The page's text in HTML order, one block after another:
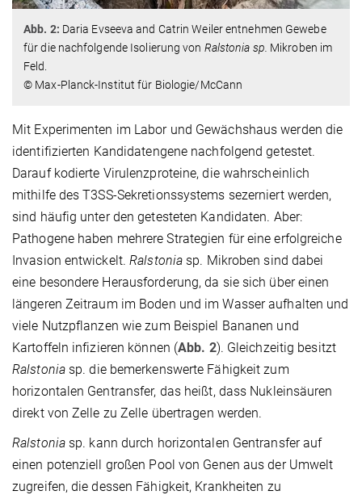
Abb. 2: Daria Evseeva and Catrin Weiler entnehmen Gewebe
für die nachfolgende Isolierung von Ralstonia sp. Mikroben im
Feld.
© Max-Planck-Institut für Biologie/McCann
Mit Experimenten im Labor und Gewächshaus werden die
identifizierten Kandidatengene nachfolgend getestet.
Darauf kodierte Virulenzproteine, die wahrscheinlich
mithilfe des T3SS-Sekretionssystems sezerniert werden,
sind häufig unter den getesteten Kandidaten. Aber:
Pathogene haben mehrere Strategien für eine erfolgreiche
Invasion entwickelt.Ralstonia sp. Mikroben sind dabei
eine besondere Herausforderung, da sie sich über einen
längeren Zeitraum im Boden und im Wasser aufhalten und
viele Nutzpflanzen wie zum Beispiel Bananen und
Kartoffeln infizieren können (Abb. 2). Gleichzeitig besitzt
Ralstoniasp. die bemerkenswerte Fähigkeit zum
horizontalen Gentransfer, das heißt, dass Nukleinsäuren
direkt von Zelle zu Zelle übertragen werden.
Ralstoniasp. kann durch horizontalen Gentransfer auf
einen potenziell großen Pool von Genen aus der Umwelt
zugreifen, die dessen Fähigkeit, Krankheiten zu